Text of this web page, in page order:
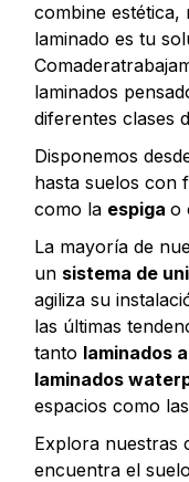
combine estética,
laminado es tu
laminados
diferentes clases
Disponemos
hasta suelos con
como la espiga o
La mayoría de
un sistema de
agiliza su
las últimas
tanto laminados
laminados
espacios como las
Explora nuestras
encuentra el